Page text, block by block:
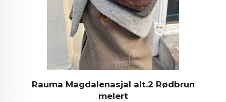
Rauma Magdalenasjal alt.2 Rødbrun
melert